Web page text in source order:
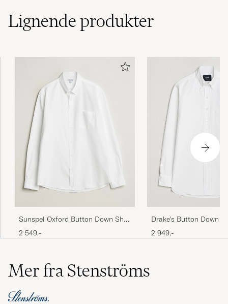
Lignendeprodukter
Sunspel Oxford Button Down Shirt
White
2 549,-
Drake's Button Down
White
2 949,-
Mer fra Stenströms